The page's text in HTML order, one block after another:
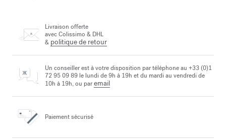
Livraison offerte
avec Colissimo & DHL
& politique de retour
Un conseiller est à votre disposition par téléphone au +33 (0)1
72 95 09 89 le lundi de 9h à 19h et du mardi au vendredi de
10h à 19h, ou paremail
Paiement sécurisé